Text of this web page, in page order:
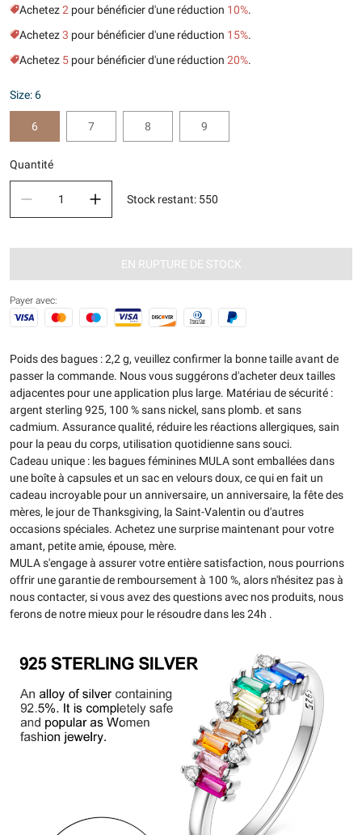
Achetez2 pour bénéficier d'une réduction 10%.
Achetez3 pour bénéficier d'une réduction 15%.
Achetez 5 pour bénéficier d'une réduction 20%.
Size: 6
6 7 8 9
Quantité
Stock restant: 550
EN RUPTURE DE STOCK
Payer avec:
Poids des bagues : 2,2 g, veuillez confirmer la bonne taille avant de
passer la commande. Nous vous suggérons d'acheter deux tailles
adjacentes pour une application plus large. Matériau de sécurité :
argent sterling 925, 100 % sans nickel, sans plomb. et sans
cadmium. Assurance qualité, réduire les réactions allergiques, sain
pour la peau du corps, utilisation quotidienne sans souci.
Cadeau unique : les bagues féminines MULA sont emballées dans
une boîte à capsules et un sac en velours doux, ce qui en fait un
cadeau incroyable pour un anniversaire, un anniversaire, la fête des
mères, le jour de Thanksgiving, la Saint-Valentin ou d'autres
occasions spéciales. Achetez une surprise maintenant pour votre
amant, petite amie, épouse, mère.
MULA s'engage à assurer votre entière satisfaction, nous pourrions
offrir une garantie de remboursement à 100 %, alors n'hésitez pas à
nous contacter, si vous avez des questions avec nos produits, nous
ferons de notre mieux pour le résoudre dans les 24h .